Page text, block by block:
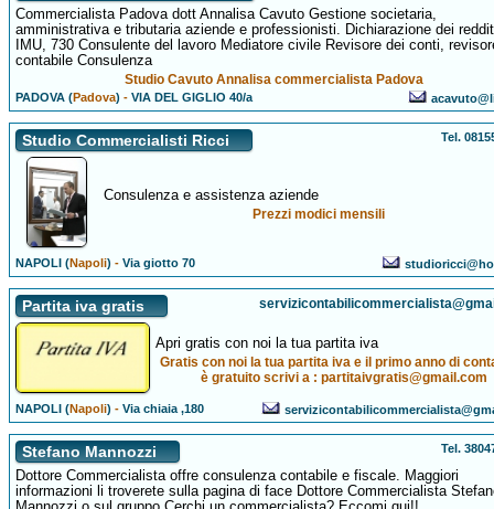
Commercialista Padova dott Annalisa Cavuto Gestione societaria,
amministrativa e tributaria aziende e professionisti. Dichiarazione dei
IMU, 730 Consulente del lavoro Mediatore civile Revisore dei conti,
contabile Consulenza
Studio Cavuto Annalisa commercialista Padova
PADOVA (Padova) -VIA DEL GIGLIO 40/a
Studio Commercialisti Ricci Tel.
Consulenza e assistenza aziende
Prezzi modici mensili
NAPOLI (Napoli) -Via giotto 70
Partita iva gratis
Apri gratis con noi la tua partita iva
Gratis con noi la tua partita iva e il primo anno di
è gratuito scrivi a : partitaivgratis@gmail.com
NAPOLI (Napoli) -Via chiaia ,180
Stefano Mannozzi Tel.
Dottore Commercialista offre consulenza contabile e fiscale. Maggiori
informazioni li troverete sulla pagina di face Dottore Commercialista